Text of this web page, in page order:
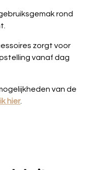
rond
zorgt voor
vanaf dag
van de
hier.